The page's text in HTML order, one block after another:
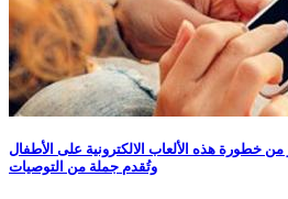
من خطورة هذه الألعاب الالكترونية على الأطفال
وتُقدم جملة من التوصيات